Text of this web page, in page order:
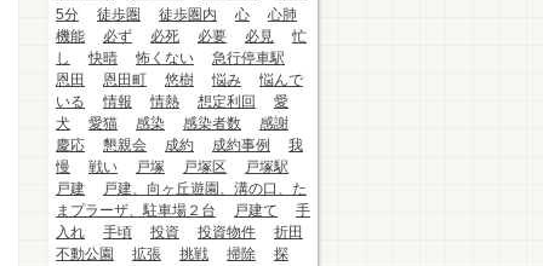
5分
徒歩圏 徒歩圏内 心
心肺
機能
必ず 必死 必要 必見
忙
し
快晴 怖くない
急行停車駅
恩田
恩田町 悠樹 悩み
悩んで
いる
情報 情熱 想定利回
愛
犬
愛猫 感染 感染者数
感謝
慶応
懇親会 成約 成約事例
我
慢
戦い 戸塚 戸塚区
戸塚駅
戸建
戸建、向ヶ丘遊園、溝の口、た
まプラーザ、駐車場２台
戸建て
手
入れ
手頃 投資 投資物件
折田
不動公園
拡張 挑戦 掃除
探